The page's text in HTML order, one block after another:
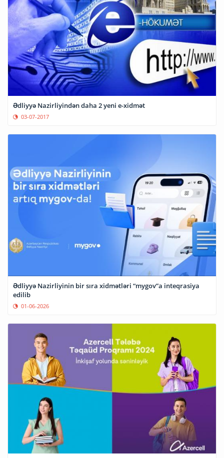
Ədliyyə Nazirliyindən daha 2 yeni e-xidmət
03-07-2017
Ədliyyə Nazirliyinin bir sıra xidmətləri “mygov”a inteqrasiya
edilib
01-06-2026